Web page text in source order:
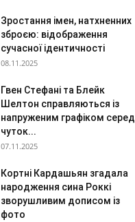
Зростання імен, натхненних
зброєю: відображення
сучасної ідентичності
08.11.2025
Гвен Стефані та Блейк
Шелтон справляються із
напруженим графіком серед
чуток...
07.11.2025
Кортні Кардашьян згадала
народження сина Роккі
зворушливим дописом із
фото